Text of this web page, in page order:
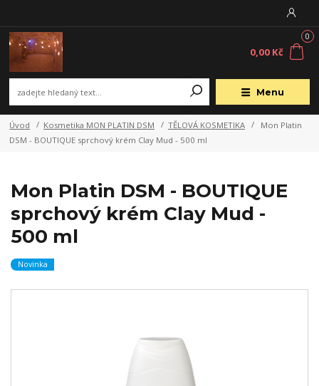
Menu
0
0,00 Kč
Úvod Kosmetika MON PLATIN DSM TĚLOVÁ KOSMETIKA
Mon Platin
DSM - BOUTIQUE sprchový krém Clay Mud - 500 ml
Mon Platin DSM - BOUTIQUE
sprchový krém Clay Mud -
500 ml
Novinka